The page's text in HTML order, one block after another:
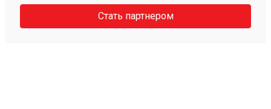
Стать партнером